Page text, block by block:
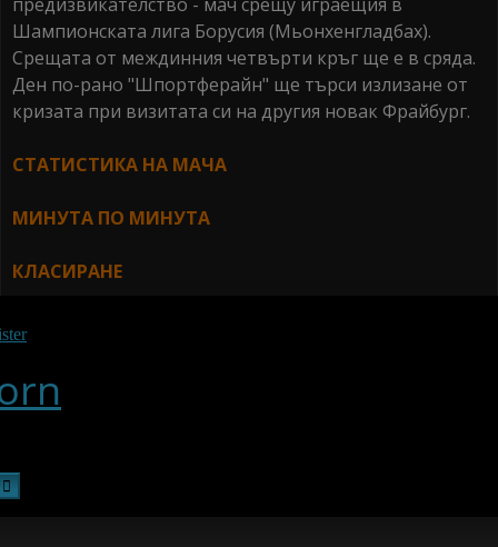
Шампионската лига Борусия (Мьонхенгладбах).
Срещата от междинния четвърти кръг ще е в сряда.
Ден по-рано "Шпортферайн" ще търси излизане от
кризата при визитата си на другия новак Фрайбург.
СТАТИСТИКА НА МАЧА
МИНУТА ПО МИНУТА
КЛАСИРАНЕ